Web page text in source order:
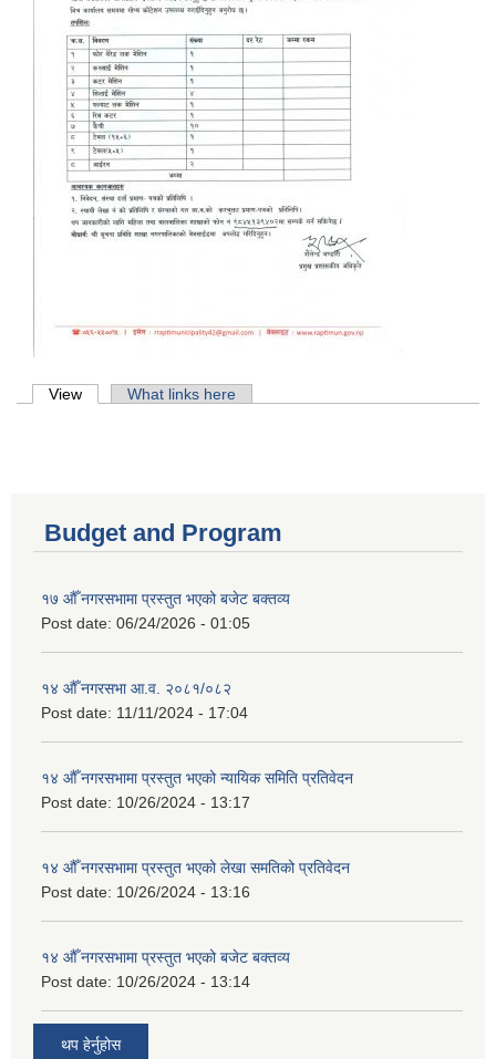
Primary tabs
View (active tab)What links here
Budget and Program
१७ औँ नगरसभामा प्रस्तुत भएको बजेट बक्तव्य
Post date: 06/24/2026 - 01:05
१४ औँ नगरसभा आ.व. २०८१/०८२
Post date: 11/11/2024 - 17:04
१४ औँ नगरसभामा प्रस्तुत भएको न्यायिक समिति प्रतिवेदन
Post date: 10/26/2024 - 13:17
१४ औँ नगरसभामा प्रस्तुत भएको लेखा समतिको प्रतिवेदन
Post date: 10/26/2024 - 13:16
१४ औँ नगरसभामा प्रस्तुत भएको बजेट बक्तव्य
Post date: 10/26/2024 - 13:14
थप हेर्नुहोस